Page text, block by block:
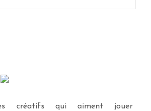
créatifs qui aiment jouer